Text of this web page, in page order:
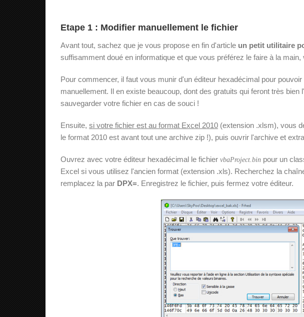
Etape 1 : Modifier manuellement le fichier
Avant tout, sachez que je vous propose en fin d'article un petit utilitaire
suffisamment doué en informatique et que vous préférez le faire à la main,
Pour commencer, il faut vous munir d'un éditeur hexadécimal pour
manuellement. Il en existe beaucoup, dont des gratuits qui feront très bien
sauvegarder votre fichier en cas de souci !
Ensuite, si votre fichier est au format Excel 2010 (extension .xlsm), vous
le format 2010 est avant tout une archive zip !), puis ouvrir l'archive et
Ouvrez avec votre éditeur hexadécimal le fichier vbaProject.bin pour un
Excel si vous utilisez l'ancien format (extension .xls). Recherchez la
remplacez la par DPX=. Enregistrez le fichier, puis fermez votre éditeur.